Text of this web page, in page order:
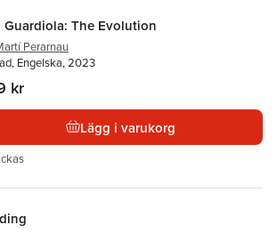
Guardiola: The Evolution
Perarnau
Engelska, 2023
kr
Lägg i varukorg